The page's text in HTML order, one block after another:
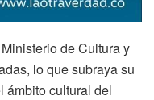
de Cultura y
lo que subraya su
ámbito cultural del